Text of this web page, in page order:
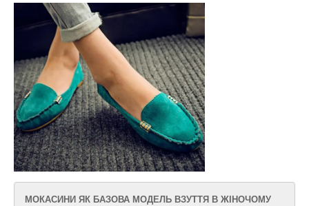
МОКАСИНИ ЯК БАЗОВА МОДЕЛЬ ВЗУТТЯ В ЖІНОЧОМУ